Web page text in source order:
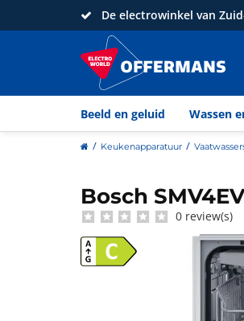
De electrowinkel van
Beeld en geluid Wassen
homeKeukenapparatuur
Bosch
Bosch
0 review(s)